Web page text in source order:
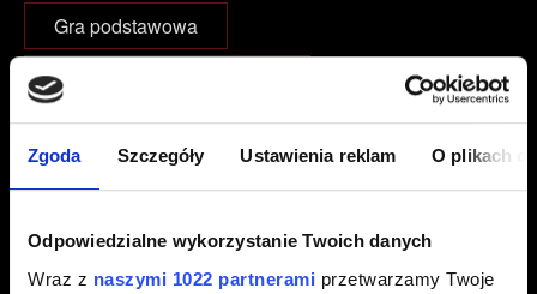
Zgoda Szczegóły Ustawienia reklam O plikach
Odpowiedzialne wykorzystanie Twoich danych
Wraz z naszymi 1022 partnerami przetwarzamy Twoje
Gra podstawowa
Gra podstawowa + dodatki
Edycja Kompletna
E-mail (uwaga na literówki)